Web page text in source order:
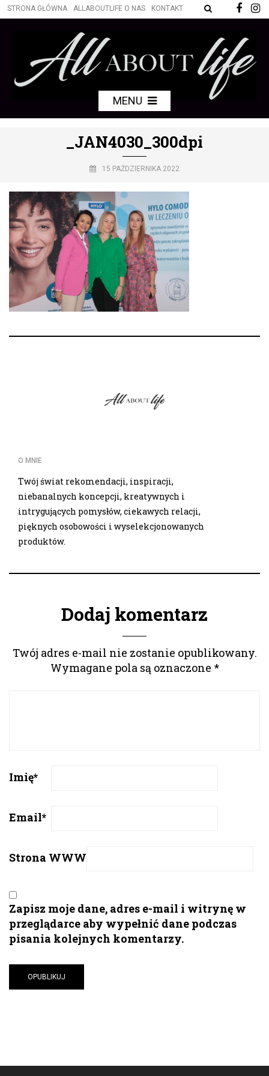
STRONA GŁÓWNA ALLABOUTLIFE O NAS KONTAKT
MENU
_JAN4030_300dpi
15 PAŹDZIERNIKA 2022
O MNIE
Twój świat rekomendacji, inspiracji,
niebanalnych koncepcji, kreatywnych i
intrygujących pomysłów, ciekawych relacji,
pięknych osobowości i wyselekcjonowanych
produktów.
Dodaj komentarz
Twój adres e-mail nie zostanie opublikowany.
Wymagane pola są oznaczone *
Imię*
Email*
Strona WWW
Zapisz moje dane, adres e-mail i witrynę w
przeglądarce aby wypełnić dane podczas
pisania kolejnych komentarzy.